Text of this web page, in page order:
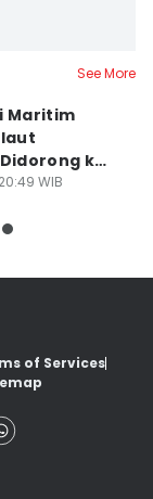
See More
Maritim
ke
WIB
of Services